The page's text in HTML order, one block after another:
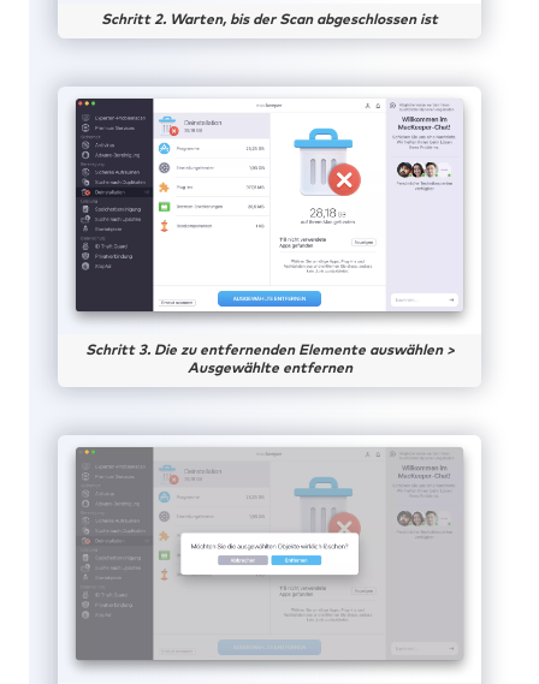
Schritt 2. Warten, bis der Scan abgeschlossen ist
Schritt 3. Die zu entfernenden Elemente auswählen >
Ausgewählte entfernen